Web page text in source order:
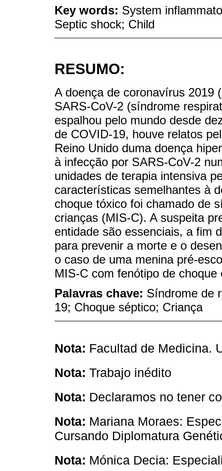
Key words: System
Septic shock; Child
RESUMO:
A doença de coronavírus 2019
SARS-CoV-2 (síndrome
espalhou pelo mundo desde
de COVID-19, houve relatos
Reino Unido duma doença
à infecção por SARS-CoV-2
unidades de terapia intensiva
características semelhantes à
choque tóxico foi chamado de
crianças (MIS-C). A suspeita
entidade são essenciais, a fim
para prevenir a morte e o
o caso de uma menina pré-
MIS-C com fenótipo de
Palavras chave: Síndrome de
19; Choque séptico; Criança
Nota: Facultad de Medicina.
Nota: Trabajo inédito
Nota: Declaramos no tener
Nota: Mariana Moraes:
Cursando Diplomatura
Nota: Mónica Decia: